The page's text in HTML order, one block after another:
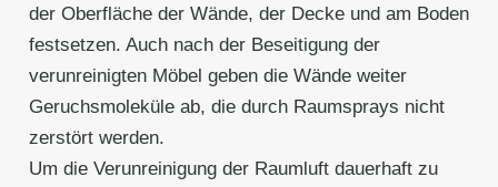
der Oberfläche der Wände, der Decke und am Boden
festsetzen. Auch nach der Beseitigung der
verunreinigten Möbel geben die Wände weiter
Geruchsmoleküle ab, die durch Raumsprays nicht
zerstört werden.
Um die Verunreinigung der Raumluft dauerhaft zu